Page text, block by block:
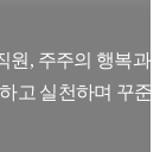
원, 주주의 행복과
고 실천하며 꾸준